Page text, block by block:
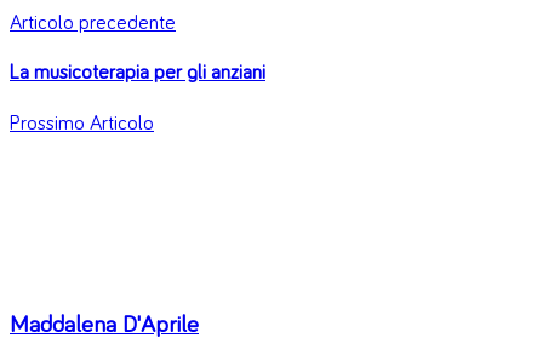
Articolo precedente
La musicoterapia per gli anziani
Prossimo Articolo
Maddalena D'Aprile